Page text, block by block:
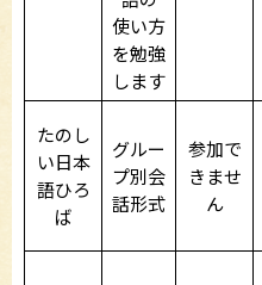
使い方
を勉強
します
たのし
い日本
語ひろ
ば
グルー
プ別会
話形式
参加で
きませ
ん